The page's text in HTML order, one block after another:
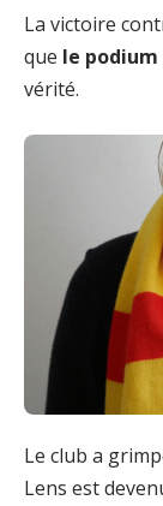
La victoire
que le
vérité.
Le club a
Lens est